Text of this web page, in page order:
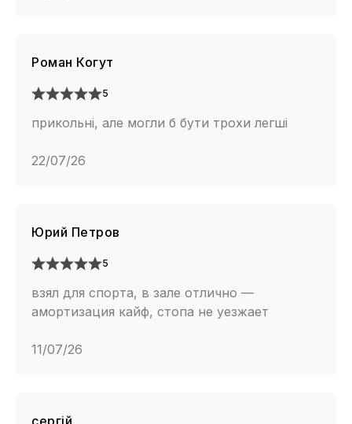
Роман Когут
5
прикольні, але могли б бути трохи легші
22/07/26
Юрий Петров
5
взял для спорта, в зале отлично —
амортизация кайф, стопа не уезжает
11/07/26